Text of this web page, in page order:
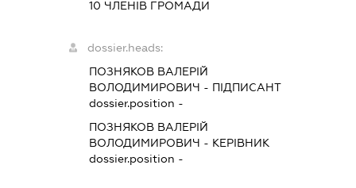
10 ЧЛЕНІВ ГРОМАДИ
dossier.heads:
ПОЗНЯКОВ ВАЛЕРІЙ
ВОЛОДИМИРОВИЧ - ПІДПИСАНТ
dossier.position -
ПОЗНЯКОВ ВАЛЕРІЙ
ВОЛОДИМИРОВИЧ - КЕРІВНИК
dossier.position -